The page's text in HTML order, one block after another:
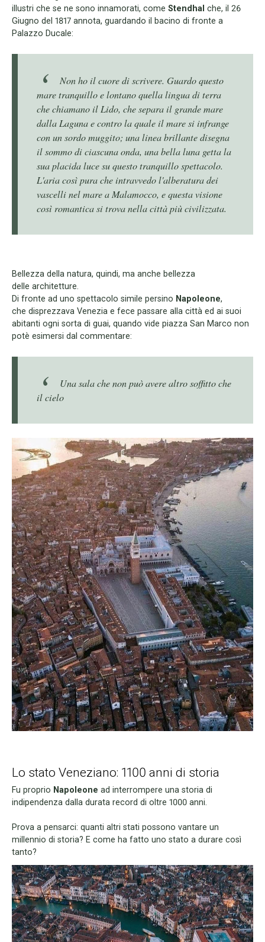
illustri che se ne sono innamorati, come Stendhal che, il 26
Giugno del 1817 annota, guardando il bacino di fronte a
Palazzo Ducale:
Non ho il cuore di scrivere. Guardo questo
mare tranquillo e lontano quella lingua di terra
che chiamano il Lido, che separa il grande mare
dalla Laguna e contro la quale il mare si infrange
con un sordo muggito; una linea brillante disegna
il sommo di ciascuna onda, una bella luna getta la
sua placida luce su questo tranquillo spettacolo.
L'aria così pura che intravvedo l'alberatura dei
vascelli nel mare a Malamocco, e questa visione
così romantica si trova nella città più civilizzata.
Bellezza della natura, quindi, ma anche bellezza
delle architetture.
Di fronte ad uno spettacolo simile persino Napoleone,
che disprezzava Venezia e fece passare alla città ed ai suoi
abitanti ogni sorta di guai, quando vide piazza San Marco non
potè esimersi dal commentare:
Una sala che non può avere altro soffitto che
il cielo
Lo stato Veneziano: 1100 anni di storia
Fu proprio Napoleone ad interrompere una storia di
indipendenza dalla durata record di oltre 1000 anni.
Prova a pensarci: quanti altri stati possono vantare un
millennio di storia? E come ha fatto uno stato a durare così
tanto?